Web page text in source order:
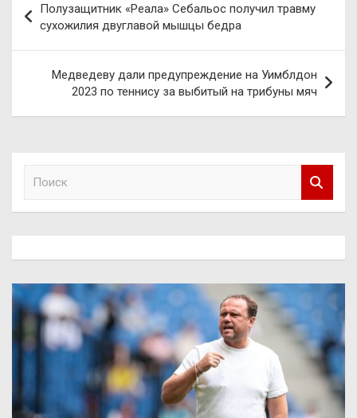
по
записям
Полузащитник «Реала» Себальос получил травму
сухожилия двуглавой мышцы бедра
Медведеву дали предупреждение на Уимблдон
2023 по теннису за выбитый на трибуны мяч